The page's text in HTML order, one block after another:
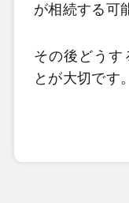
が相続する可
その後どうす
とが大切です。